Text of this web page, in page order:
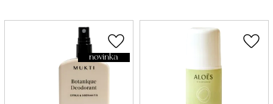
novinka
favorite_border favorite_border